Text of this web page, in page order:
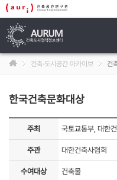
건축·도시공간 아카이브 건
한국건축문화대상
주최 국토교통부, 대한
주관 대한건축사협회
수여대상 건축물